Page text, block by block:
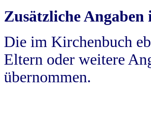
Zusätzliche
Die im Kirchenbuch
Eltern oder weitere
übernommen.